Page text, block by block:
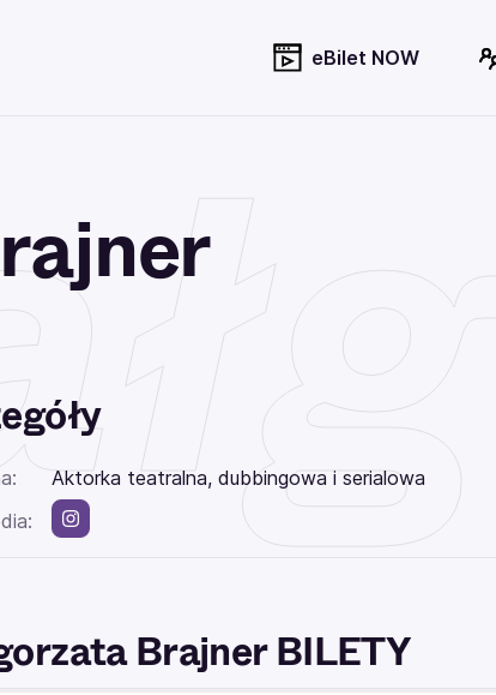
eBilet NOW
Aktorka teatralna, dubbingowa i serialowa
Brajner BILETY